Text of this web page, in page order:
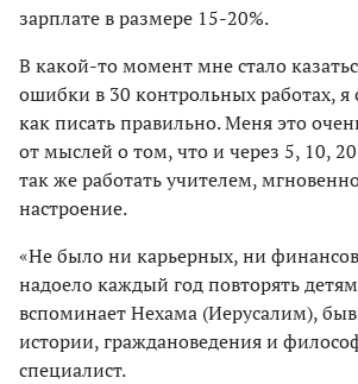
зарплате в размере 15-20%.
В какой-то момент мне стало
ошибки в 30 контрольных работах, я
как писать правильно. Меня это
от мыслей о том, что и через 5, 10, 20
так же работать учителем,
настроение.
«Не было ни карьерных, ни
надоело каждый год повторять
вспоминает Нехама (Иерусалим),
истории, граждановедения и
специалист.